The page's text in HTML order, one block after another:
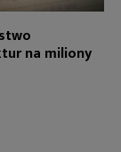
na miliony